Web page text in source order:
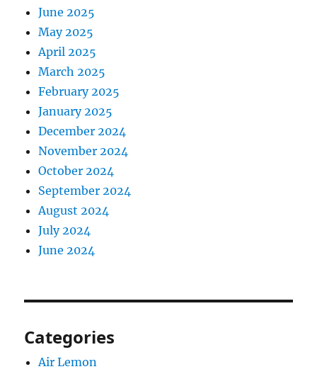
June 2025
May 2025
April 2025
March 2025
February 2025
January 2025
December 2024
November 2024
October 2024
September 2024
August 2024
July 2024
June 2024
Categories
Air Lemon